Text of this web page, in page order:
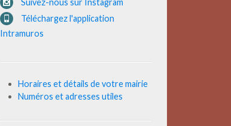
Suivez-nous sur Instagram
Téléchargez l'application
Intramuros
Horaires et détails de votre mairie
Numéros et adresses utiles